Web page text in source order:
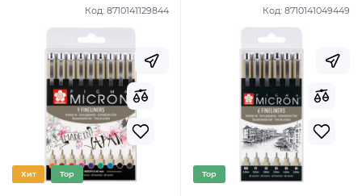
Код: 8710141129844
Хит Top
Код: 8710141049449
Top